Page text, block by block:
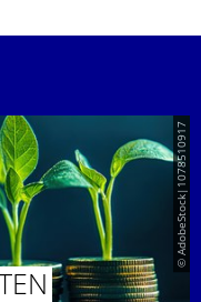
© AdobeStock|1078510917